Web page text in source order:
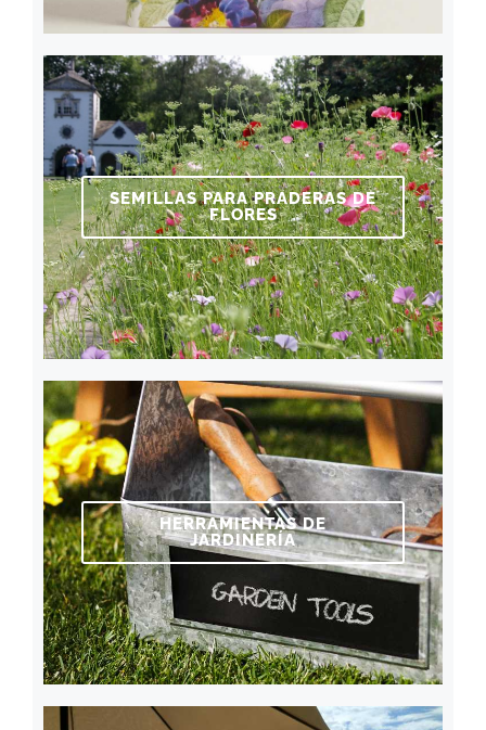
SEMILLAS PARA PRADERAS DE
FLORES
HERRAMIENTAS DE
JARDINERÍA